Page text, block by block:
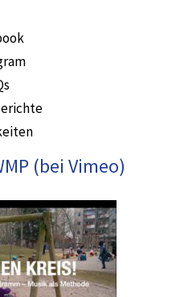
(bei Vimeo)